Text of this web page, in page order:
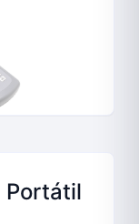
Portátil